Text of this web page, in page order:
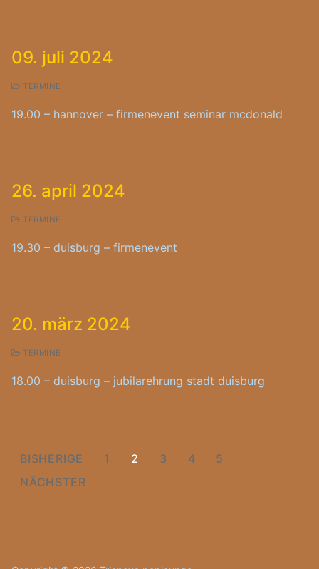
09. juli 2024
TERMINE
19.00 – hannover – firmenevent seminar mcdonald
26. april 2024
TERMINE
19.30 – duisburg – firmenevent
20. märz 2024
TERMINE
18.00 – duisburg – jubilarehrung stadt duisburg
Seitennummerierung
der
BISHERIGE 1 2 3 4
5
NÄCHSTER